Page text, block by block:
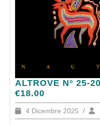
ALTROVE N° 25-
€18.00
ALTROVE
N°
25-
2025.
4 Dicembre 2025 /